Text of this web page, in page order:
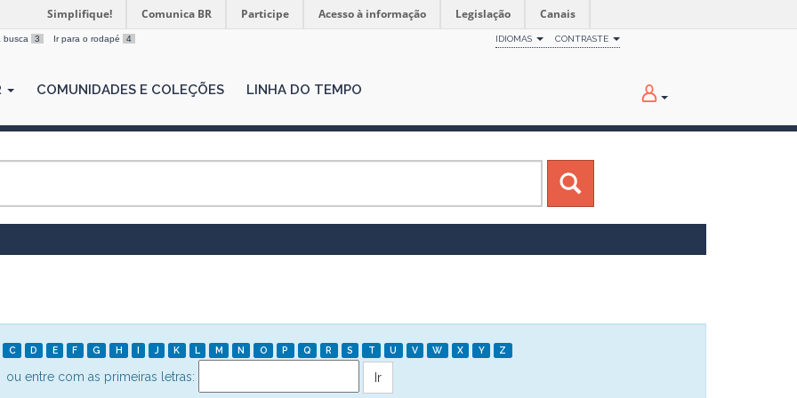
Simplifique! Comunica BR Participe Acesso à informação Legislação Canais
busca 3 Ir para o rodapé 4 IDIOMAS CONTRASTE
COMUNIDADES E COLEÇÕES LINHA DO TEMPO
C D E F G H I J K L M N O P Q R S T U V W X Y Z
ou entre com as primeiras letras: